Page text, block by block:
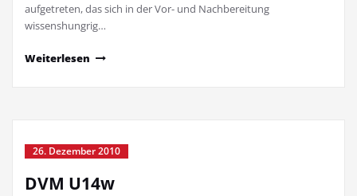
aufgetreten, das sich in der Vor- und Nachbereitung
wissenshungrig…
Weiterlesen
26. Dezember 2010
DVM U14w